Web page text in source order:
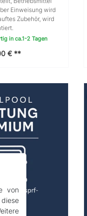
Einweisung wird
Zubehör, wird
in ca.1-2 Tagen
€ **
von